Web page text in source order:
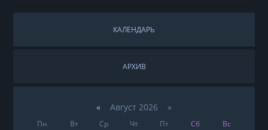
КАЛЕНДАРЬ
АРХИВ
«Август 2026 »
Пн Вт Ср Чт Пт Сб
Вс